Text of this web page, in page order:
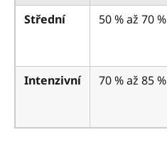
Střední 50 % až 70 %
Intenzivní
70 % až 85 %